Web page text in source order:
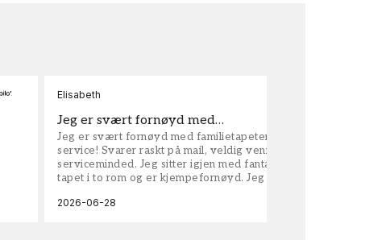
Elisabeth
Jeg er svært fornøyd med…
Jeg er svært fornøyd med familietapeter. Maken til
service! Svarer raskt på mail, veldig vennlige og
serviceminded. Jeg sitter igjen med fantastisk fin
tapet i to rom og er kjempefornøyd. Jeg anbefaler
2026-06-28